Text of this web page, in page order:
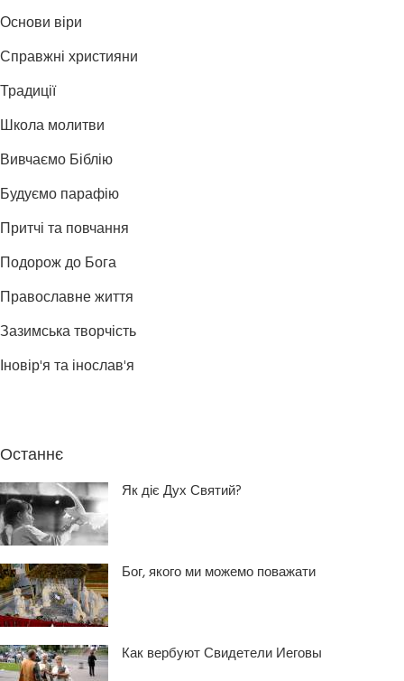
Основи віри
Справжні християни
Традиції
Школа молитви
Вивчаємо Біблію
Будуємо парафію
Притчі та повчання
Подорож до Бога
Православне життя
Зазимська творчість
Іновір'я та інослав'я
Останнє
Як діє Дух Святий?
Бог, якого ми можемо поважати
Как вербуют Свидетели Иеговы